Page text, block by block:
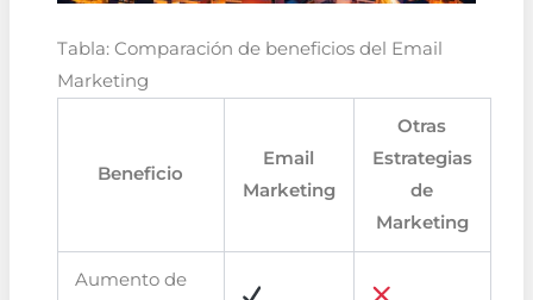
Tabla: Comparación de beneficios del Email
Marketing
Beneficio
Email
Marketing
Otras
Estrategias
de
Marketing
Aumento de